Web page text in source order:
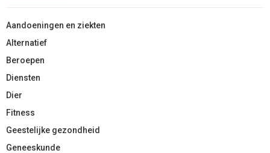
Aandoeningen en ziekten
Alternatief
Beroepen
Diensten
Dier
Fitness
Geestelijke gezondheid
Geneeskunde